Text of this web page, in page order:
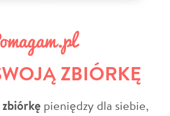
ZBIÓRKĘ
pieniędzy dla siebie,